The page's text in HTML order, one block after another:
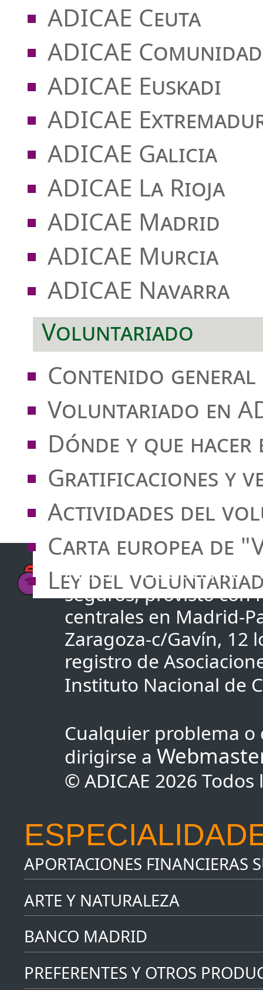
ADICAE Ceuta
ADICAE
ADICAE Euskadi
ADICAE
ADICAE Galicia
ADICAE La Rioja
ADICAE Madrid
ADICAE Murcia
ADICAE Navarra
Voluntariado
Contenido
Voluntariado en
Dónde y que hacer
Gratificaciones y
Actividades del
Carta europea de
Ley del
ADICAE Asociación
seguros, provisto con
centrales en Madrid-
Zaragoza-c/Gavín, 12
registro de
Instituto Nacional de
Cualquier problema
dirigirse a
© ADICAE 2026
APORTACIONES FINANCIERAS
ARTE Y NATURALEZA
BANCO MADRID
PREFERENTES Y OTROS